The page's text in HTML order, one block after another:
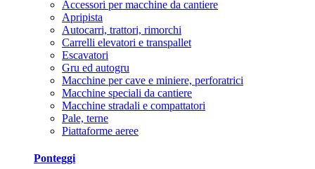
Accessori per macchine da cantiere
Apripista
Autocarri, trattori, rimorchi
Carrelli elevatori e transpallet
Escavatori
Gru ed autogru
Macchine per cave e miniere, perforatrici
Macchine speciali da cantiere
Macchine stradali e compattatori
Pale, terne
Piattaforme aeree
Ponteggi